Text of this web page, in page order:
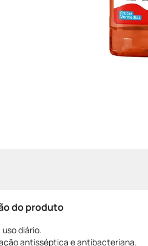
do produto
uso diário.
antisséptica e antibacteriana.